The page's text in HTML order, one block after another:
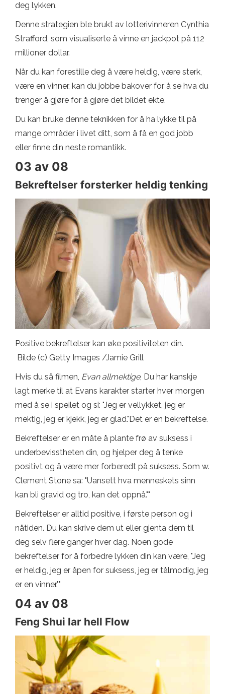
deg lykken.
Denne strategien ble brukt av lotterivinneren Cynthia
Strafford, som visualiserte å vinne en jackpot på 112
millioner dollar.
Når du kan forestille deg å være heldig, være sterk,
være en vinner, kan du jobbe bakover for å se hva du
trenger å gjøre for å gjøre det bildet ekte.
Du kan bruke denne teknikken for å ha lykke til på
mange områder i livet ditt, som å få en god jobb
eller finne din neste romantikk.
03 av 08
Bekreftelser forsterker heldig tenking
Positive bekreftelser kan øke positiviteten din.
Bilde (c) Getty Images /Jamie Grill
Hvis du så filmen, Evan allmektige, Du har kanskje
lagt merke til at Evans karakter starter hver morgen
med å se i speilet og si: "Jeg er vellykket, jeg er
mektig, jeg er kjekk, jeg er glad."Det er en bekreftelse.
Bekreftelser er en måte å plante frø av suksess i
underbevisstheten din, og hjelper deg å tenke
positivt og å være mer forberedt på suksess. Som w.
Clement Stone sa: "Uansett hva menneskets sinn
kan bli gravid og tro, kan det oppnå.""
Bekreftelser er alltid positive, i første person og i
nåtiden. Du kan skrive dem ut eller gjenta dem til
deg selv flere ganger hver dag. Noen gode
bekreftelser for å forbedre lykken din kan være, "Jeg
er heldig, jeg er åpen for suksess, jeg er tålmodig, jeg
er en vinner.""
04 av 08
Feng Shui lar hell Flow